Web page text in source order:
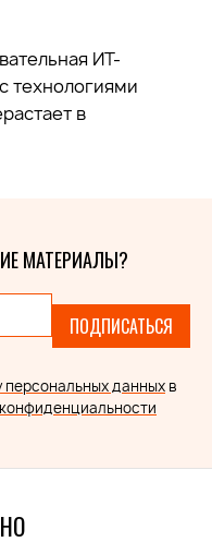
ИТ-
технологиями
в
МАТЕРИАЛЫ?
ПОДПИСАТЬСЯ
персональных данных в